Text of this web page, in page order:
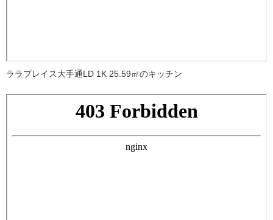
ララプレイス大手通LD 1K 25.59㎡のキッチン